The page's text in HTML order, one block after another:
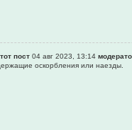
пост04 авг 2023, 13:14
оскоpбления или наезды.